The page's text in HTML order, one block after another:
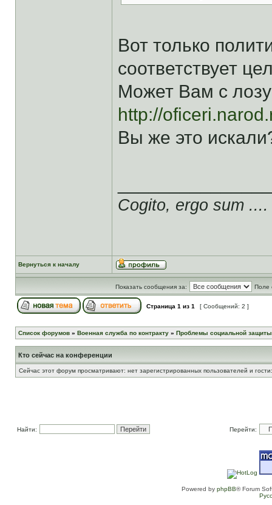
Вот только
соответствует
Может Вам с
http://
Вы же это
Cogito, ergo sum ....
Вернуться к началу
Показать сообщения за: Поле
Страница 1 из 1 [ Сообщений: 2 ]
Список форумов » Военная служба по контракту » Проблемы социальной защиты
Кто сейчас на конференции
Сейчас этот форум просматривают: нет зарегистрированных пользователей и
Найти: Перейти:
Powered by phpBB® Forum